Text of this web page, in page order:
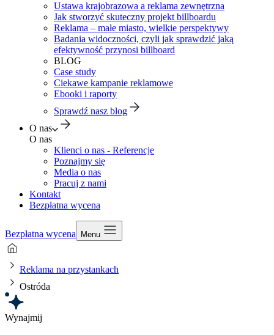
Ustawa krajobrazowa a reklama zewnętrzna
Jak stworzyć skuteczny projekt billboardu
Reklama – małe miasto, wielkie perspektywy
Badania widoczności, czyli jak sprawdzić jaką
efektywność przynosi billboard
BLOG
Case study
Ciekawe kampanie reklamowe
Ebooki i raporty
Sprawdź nasz blog
O nas
O nas
Klienci o nas - Referencje
Poznajmy się
Media o nas
Pracuj z nami
Kontakt
Bezpłatna wycena
Bezpłatna wycena Menu
Reklama na przystankach
Ostróda
Wynajmij